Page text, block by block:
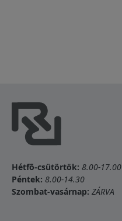
Hétfõ-csütörtök: 8.00-17.00
Péntek: 8.00-14.30
Szombat-vasárnap: ZÁRVA